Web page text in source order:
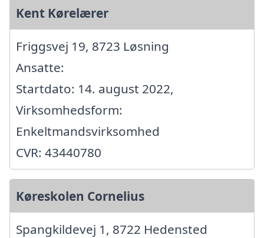
Kent Kørelærer
Friggsvej 19, 8723 Løsning
Ansatte:
Startdato: 14. august 2022,
Virksomhedsform:
Enkeltmandsvirksomhed
CVR: 43440780
Køreskolen Cornelius
Spangkildevej 1, 8722 Hedensted